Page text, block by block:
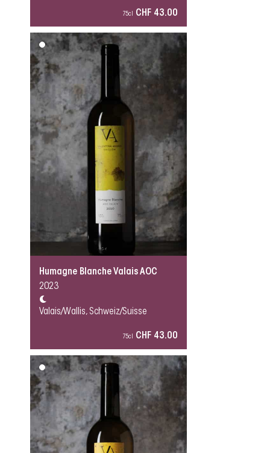
75cl CHF 43.00
Humagne Blanche Valais AOC
2023
Valais/Wallis, Schweiz/Suisse
75cl CHF 43.00